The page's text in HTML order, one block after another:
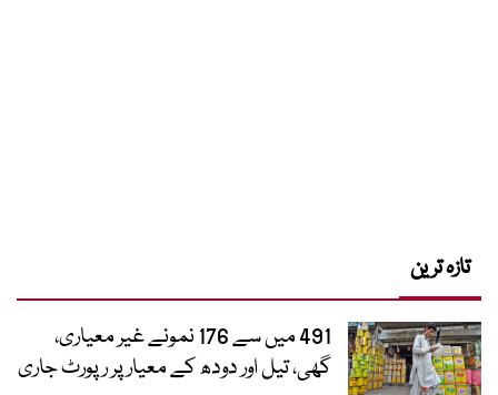
تازہ ترین
491 میں سے 176 نمونے غیر معیاری،
گھی، تیل اور دودھ کے معیار پر رپورٹ جاری